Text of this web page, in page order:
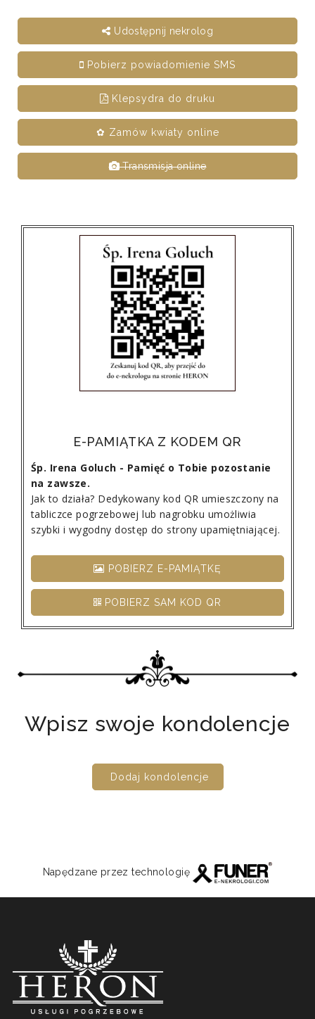
Udostępnij nekrolog
Pobierz powiadomienie SMS
Klepsydra do druku
✿ Zamów kwiaty online
Transmisja online
E-PAMIĄTKA Z KODEM QR
Śp. Irena Goluch - Pamięć o Tobie pozostanie
na zawsze.
Jak to działa? Dedykowany kod QR umieszczony na
tabliczce pogrzebowej lub nagrobku umożliwia
szybki i wygodny dostęp do strony upamiętniającej.
POBIERZ E-PAMIĄTKĘ
POBIERZ SAM KOD QR
Wpisz swoje kondolencje
Dodaj kondolencje
Napędzane przez technologię